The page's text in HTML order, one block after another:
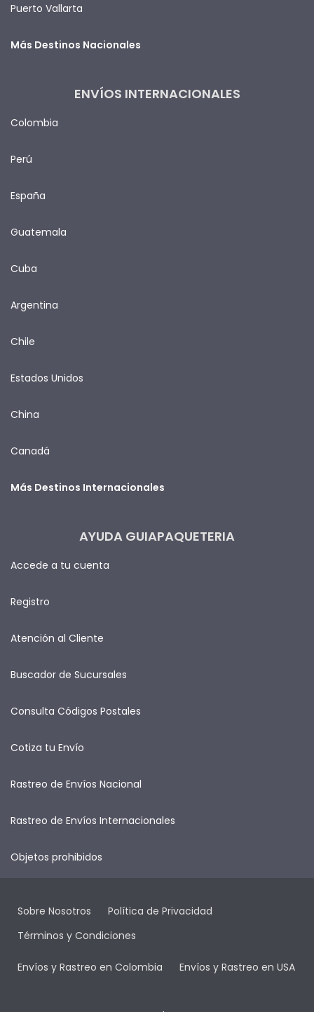
Puerto Vallarta
Más Destinos Nacionales
ENVÍOS INTERNACIONALES
Colombia
Perú
España
Guatemala
Cuba
Argentina
Chile
Estados Unidos
China
Canadá
Más Destinos Internacionales
AYUDA GUIAPAQUETERIA
Accede a tu cuenta
Registro
Atención al Cliente
Buscador de Sucursales
Consulta Códigos Postales
Cotiza tu Envío
Rastreo de Envíos Nacional
Rastreo de Envíos Internacionales
Objetos prohibidos
Sobre Nosotros
Política de Privacidad
Términos y Condiciones
Envíos y Rastreo en Colombia Envíos y Rastreo en USA